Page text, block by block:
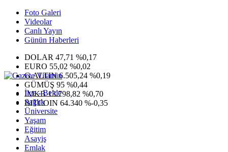
Foto Galeri
Videolar
Canlı Yayın
Günün Haberleri
DOLAR 47,71 %0,17
EURO 55,02 %0,02
G.ALTIN6.505,24 %0,19
GÜMÜŞ 95 %0,44
IMKB13.798,82 %0,70
BITCOIN 64.340 %-0,35
İlçe - Belde
Sağlık
Üniversite
Yaşam
Eğitim
Asayiş
Emlak